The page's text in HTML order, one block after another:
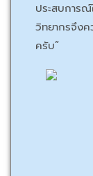
ประสบการณ์
วิทยากรจึงค
ครับ”